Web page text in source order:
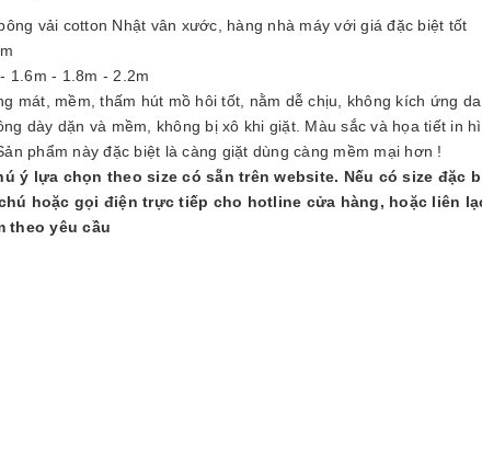
vải cotton Nhật vân xước, hàng nhà máy với giá đặc biệt tốt
1.6m - 1.8m - 2.2m
mát, mềm, thấm hút mồ hôi tốt, nằm dễ chịu, không kích ứng da.
dày dặn và mềm, không bị xô khi giặt. Màu sắc và họa tiết in
phẩm này đặc biệt là càng giặt dùng càng mềm mại hơn !
ý lựa chọn theo size có sẵn trên website. Nếu có size đặc
hoặc gọi điện trực tiếp cho hotline cửa hàng, hoặc liên
theo yêu cầu